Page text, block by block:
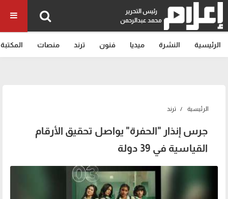
رئيس التحرير
محمد عبدالرحمن
الرئيسية النشرة ميديا فنون ترند منصات المكتبة
الرئيسية ترند
جرس إنذار "الحفرة" يواصل تحقيق الأرقام
القياسية في 39 دولة